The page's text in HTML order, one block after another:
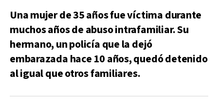
Una mujer de 35 años fue víctima durante
muchos años de abuso intrafamiliar. Su
hermano, un policía que la dejó
embarazada hace 10 años, quedó detenido
al igual que otros familiares.